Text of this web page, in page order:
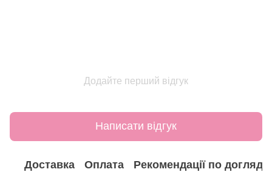
Додайте перший відгук
Написати відгук
Доставка Оплата Рекомендації по догляду